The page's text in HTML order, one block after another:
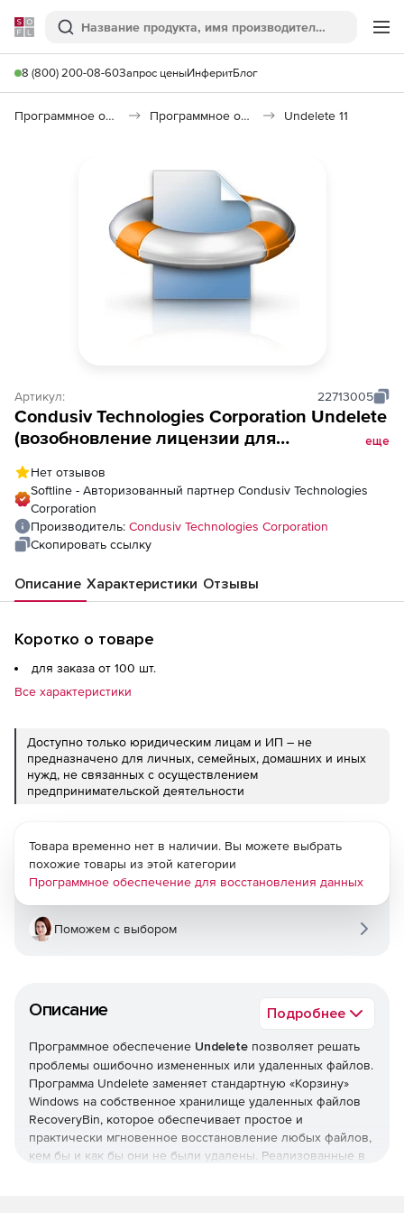
Softline
Поиск
8 (800) 200-08-60Запрос ценыИнферитБлог
Программное обеспечение для работы с файлами и дисками Программное обеспечение для восстановления данных Undelete 11
Артикул: 22713005
Condusiv Technologies Corporation Undelete
(возобновление лицензии для
Server. Количество лицензий
еще
Нет отзывов
Softline - Авторизованный партнер Condusiv Technologies
Corporation
Производитель: Condusiv Technologies Corporation
Скопировать ссылку
Описание Характеристики Отзывы
Коротко о товаре
для заказа от 100 шт.
Все характеристики
Доступно только юридическим лицам и ИП – не
предназначено для личных, семейных, домашних и иных
нужд, не связанных с осуществлением
предпринимательской деятельности
Описание Подробнее
Программное обеспечение Undelete позволяет решать
проблемы ошибочно измененных или удаленных файлов.
Программа Undelete заменяет стандартную «Корзину»
Windows на собственное хранилище удаленных файлов
RecoveryBin, которое обеспечивает простое и
практически мгновенное восстановление любых файлов,
кем бы и как бы они не были удалены. Реализованные в
Товара временно нет в наличии. Вы можете выбрать
похожие товары из этой категории
Программное обеспечение для восстановления данных
Поможем с выбором